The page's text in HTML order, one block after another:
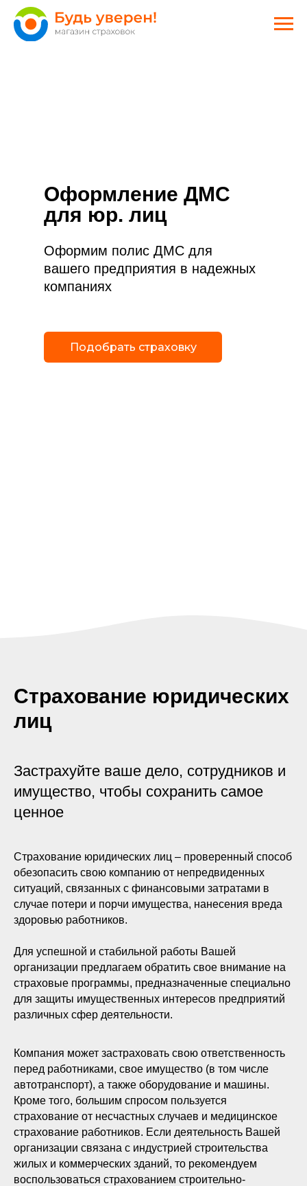
Оформление ДМС
для юр. лиц
Оформим полис ДМС для
вашего предприятия в надежных
компаниях
Подобрать страховку
Страхование юридических
лиц
Застрахуйте ваше дело, сотрудников и
имущество, чтобы сохранить самое
ценное
Страхование юридических лиц – проверенный способ
обезопасить свою компанию от непредвиденных
ситуаций, связанных с финансовыми затратами в
случае потери и порчи имущества, нанесения вреда
здоровью работников.
Для успешной и стабильной работы Вашей
организации предлагаем обратить свое внимание на
страховые программы, предназначенные специально
для защиты имущественных интересов предприятий
различных сфер деятельности.
Компания может застраховать свою ответственность
перед работниками, свое имущество (в том числе
автотранспорт), а также оборудование и машины.
Кроме того, большим спросом пользуется
страхование от несчастных случаев и медицинское
страхование работников. Если деятельность Вашей
организации связана с индустрией строительства
жилых и коммерческих зданий, то рекомендуем
воспользоваться страхованием строительно-